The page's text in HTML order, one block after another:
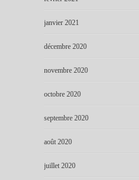
janvier 2021
décembre 2020
novembre 2020
octobre 2020
septembre 2020
août 2020
juillet 2020